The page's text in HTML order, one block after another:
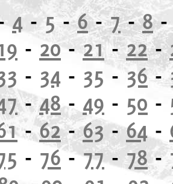
4 -5-6-7-8
- 20-21-22-
- 34 - 35 -36-
-48- 49 - 50 -
-62-63-64-
- 76-77-78-